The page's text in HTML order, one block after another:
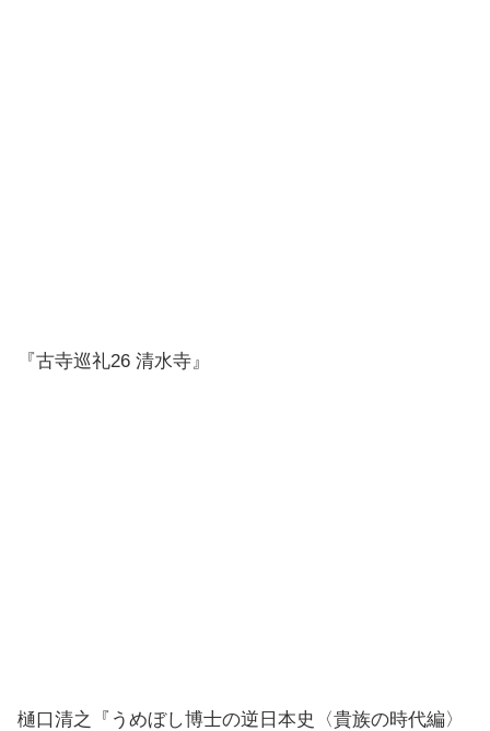
『古寺巡礼26 清水寺』
樋口清之『うめぼし博士の逆日本史〈貴族の時代編〉